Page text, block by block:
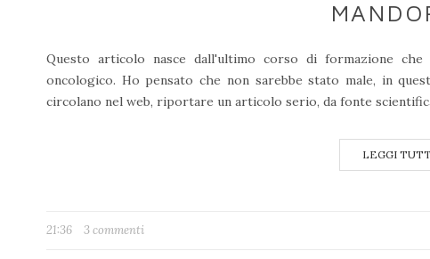
Questo articolo nasce dall'ultimo corso di formazione
oncologico. Ho pensato che non sarebbe stato male, in
circolano nel web, riportare un articolo serio, da fonte
LEGGI
21:36 3 commenti